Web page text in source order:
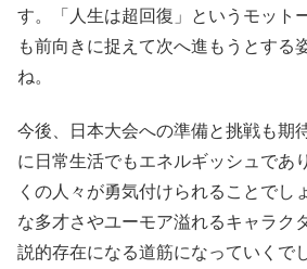
す。「人生は超回復」というモット
も前向きに捉えて次へ進もうとする
ね。
今後、日本大会への準備と挑戦も期
に日常生活でもエネルギッシュであ
くの人々が勇気付けられることでし
な多才さやユーモア溢れるキャラク
説的存在になる道筋になっていくで